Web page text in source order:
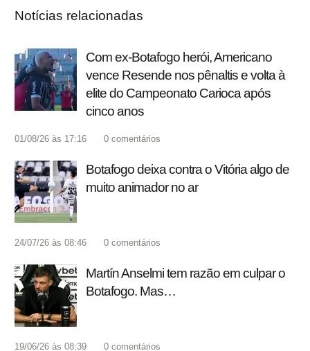
Notícias relacionadas
Com ex-Botafogo herói, Americano
vence Resende nos pênaltis e volta à
elite do Campeonato Carioca após
cinco anos
01/08/26 às 17:16 0 comentários
Botafogo deixa contra o Vitória algo de
muito animador no ar
24/07/26 às 08:46 0 comentários
Martín Anselmi tem razão em culpar o
Botafogo. Mas…
19/06/26 às 08:39 0 comentários